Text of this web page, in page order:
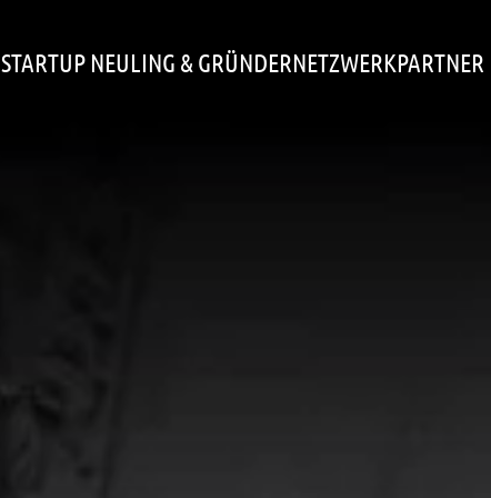
STARTUP NEULING & GRÜNDERNETZWERKPARTNER